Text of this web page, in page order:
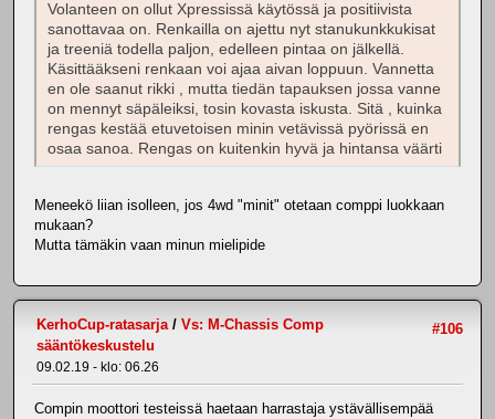
Volanteen on ollut Xpressissä käytössä ja positiivista
sanottavaa on. Renkailla on ajettu nyt stanukunkkukisat
ja treeniä todella paljon, edelleen pintaa on jälkellä.
Käsittääkseni renkaan voi ajaa aivan loppuun. Vannetta
en ole saanut rikki , mutta tiedän tapauksen jossa vanne
on mennyt säpäleiksi, tosin kovasta iskusta. Sitä , kuinka
rengas kestää etuvetoisen minin vetävissä pyörissä en
osaa sanoa. Rengas on kuitenkin hyvä ja hintansa väärti
Meneekö liian isolleen, jos 4wd "minit" otetaan comppi luokkaan
mukaan?
Mutta tämäkin vaan minun mielipide
#106
KerhoCup-ratasarja / Vs: M-Chassis Comp
sääntökeskustelu
09.02.19 - klo: 06.26
Compin moottori testeissä haetaan harrastaja ystävällisempää